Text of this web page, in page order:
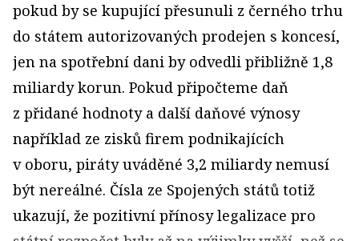
pokud by se kupující přesunuli z černého trhu
do státem autorizovaných prodejen s koncesí,
jen na spotřební dani by odvedli přibližně 1,8
miliardy korun. Pokud připočteme daň
z přidané hodnoty a další daňové výnosy
například ze zisků firem podnikajících
v oboru, piráty uváděné 3,2 miliardy nemusí
být nereálné. Čísla ze Spojených států totiž
ukazují, že pozitivní přínosy legalizace pro